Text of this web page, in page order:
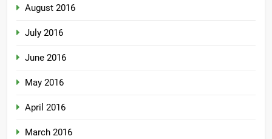
August 2016
July 2016
June 2016
May 2016
April 2016
March 2016